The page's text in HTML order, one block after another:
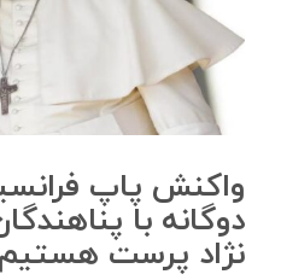
واکنش پاپ
دوگانه با
نژاد پرست